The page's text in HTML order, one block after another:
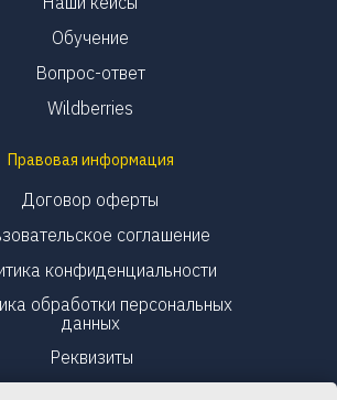
Обучение
Вопрос-ответ
Правовая информация
Договор оферты
соглашение
конфиденциальности
обработки персональных
данных
Wildberries
Реквизиты